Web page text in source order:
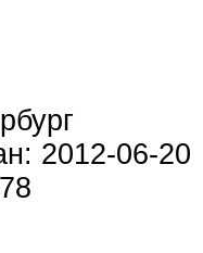
2012-06-20